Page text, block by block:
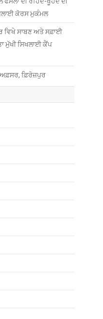
ਕੋਰਸ ਮੁਕੰਮਲ
ਵਿਖੇ ਸਾਬਣ ਅਤੇ ਸਫ਼ਾਈ
ਮੁੱਖੀ ਸਿਖਲਾਈ ਕੈਂਪ
ਫ਼ਿਰੋਜ਼ਪੁਰ